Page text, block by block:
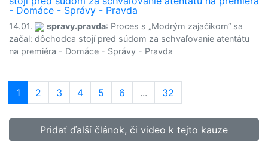
14.01. spravy.pravda: Proces s „Modrým zajačikom“ sa
začal: dôchodca stojí pred súdom za schvaľovanie atentátu
na premiéra - Domáce - Správy - Pravda
1 (current)
2 3 4 5 6 ... 32
Pridať ďalší článok, či video k tejto kauze